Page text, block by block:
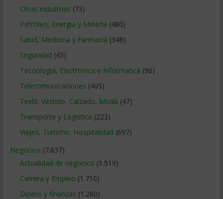
Otras industrias (73)
Petroleo, Energia y Mineria (480)
Salud, Medicina y Farmacia (348)
Seguridad (43)
Tecnologia, Electronica e Informatica (96)
Telecomunicaciones (405)
Textil, Vestido, Calzado, Moda (47)
Transporte y Logistica (223)
Viajes, Turismo, Hospitalidad (697)
Negocios (7.837)
Actualidad de negocios (1.519)
Carrera y Empleo (1.710)
Dinero y finanzas (1.260)